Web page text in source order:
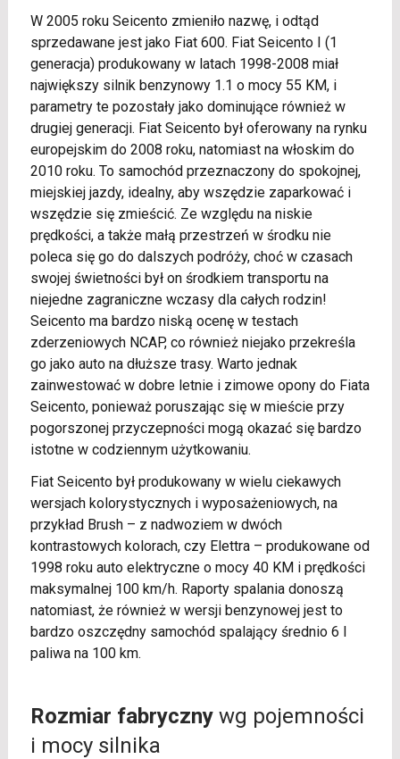
W 2005 roku Seicento zmieniło nazwę, i odtąd
sprzedawane jest jako Fiat 600. Fiat Seicento I (1
generacja) produkowany w latach 1998-2008 miał
największy silnik benzynowy 1.1 o mocy 55 KM, i
parametry te pozostały jako dominujące również w
drugiej generacji. Fiat Seicento był oferowany na rynku
europejskim do 2008 roku, natomiast na włoskim do
2010 roku. To samochód przeznaczony do spokojnej,
miejskiej jazdy, idealny, aby wszędzie zaparkować i
wszędzie się zmieścić. Ze względu na niskie
prędkości, a także małą przestrzeń w środku nie
poleca się go do dalszych podróży, choć w czasach
swojej świetności był on środkiem transportu na
niejedne zagraniczne wczasy dla całych rodzin!
Seicento ma bardzo niską ocenę w testach
zderzeniowych NCAP, co również niejako przekreśla
go jako auto na dłuższe trasy. Warto jednak
zainwestować w dobre letnie i zimowe opony do Fiata
Seicento, ponieważ poruszając się w mieście przy
pogorszonej przyczepności mogą okazać się bardzo
istotne w codziennym użytkowaniu.
Fiat Seicento był produkowany w wielu ciekawych
wersjach kolorystycznych i wyposażeniowych, na
przykład Brush – z nadwoziem w dwóch
kontrastowych kolorach, czy Elettra – produkowane od
1998 roku auto elektryczne o mocy 40 KM i prędkości
maksymalnej 100 km/h. Raporty spalania donoszą
natomiast, że również w wersji benzynowej jest to
bardzo oszczędny samochód spalający średnio 6 l
paliwa na 100 km.
Rozmiar fabrycznywg pojemności
i mocy silnika